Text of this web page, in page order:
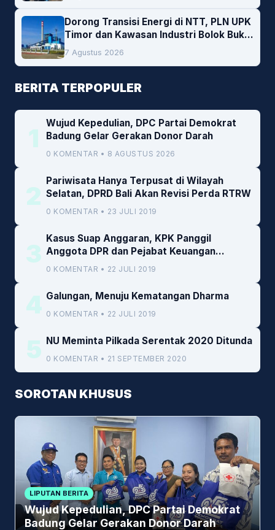
Dorong Transisi Energi di NTT, PLN UPK
Timor dan Kawasan Industri Bolok Buka
Peluang Investasi Woodchip untuk
Cofiring PLTU Bolok
7 Agustus 2026
BERITA TERPOPULER
1
Wujud Kepedulian, DPC Partai Demokrat
Badung Gelar Gerakan Donor Darah
0 KOMENTAR • 8 AGUSTUS 2026
2
Pariwisata Hanya Terpusat di Wilayah
Selatan, DPRD Bali Akan Revisi Perda RTRW
0 KOMENTAR • 23 JULI 2019
3
Kasus Suap Anggaran, KPK Panggil
Anggota DPR dan Pejabat Keuangan
Kemenkeu
0 KOMENTAR • 22 JULI 2019
4 Galungan, Menuju Kematangan Dharma
0 KOMENTAR • 22 JULI 2019
5 NU Meminta Pilkada Serentak 2020 Ditunda
0 KOMENTAR • 21 SEPTEMBER 2020
SOROTAN KHUSUS
LIPUTAN BERITA
Wujud Kepedulian, DPC Partai Demokrat
Badung Gelar Gerakan Donor Darah